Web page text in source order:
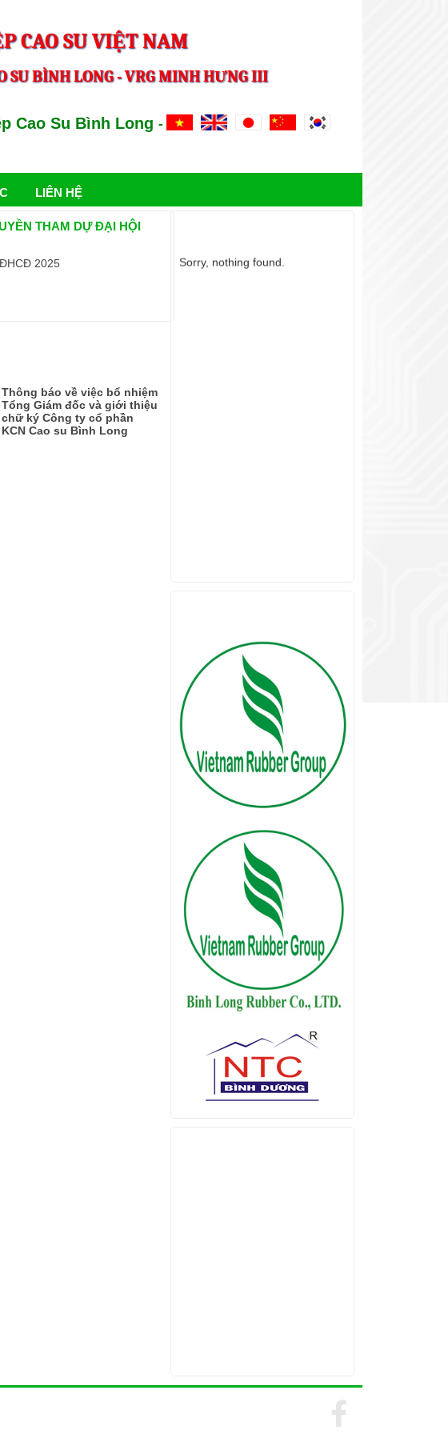
CAO SU VIỆT NAM
SU BÌNH LONG - VRG MINH HƯNG III
Su Bình Long – VRG Minh Hung III
LIÊN HỆ
THAM DỰ ĐẠI HỘI
2025
Thông báo về việc bổ nhiệm
Tổng Giám đốc và giới thiệu
chữ ký Công ty cổ phần
KCN Cao su Bình Long